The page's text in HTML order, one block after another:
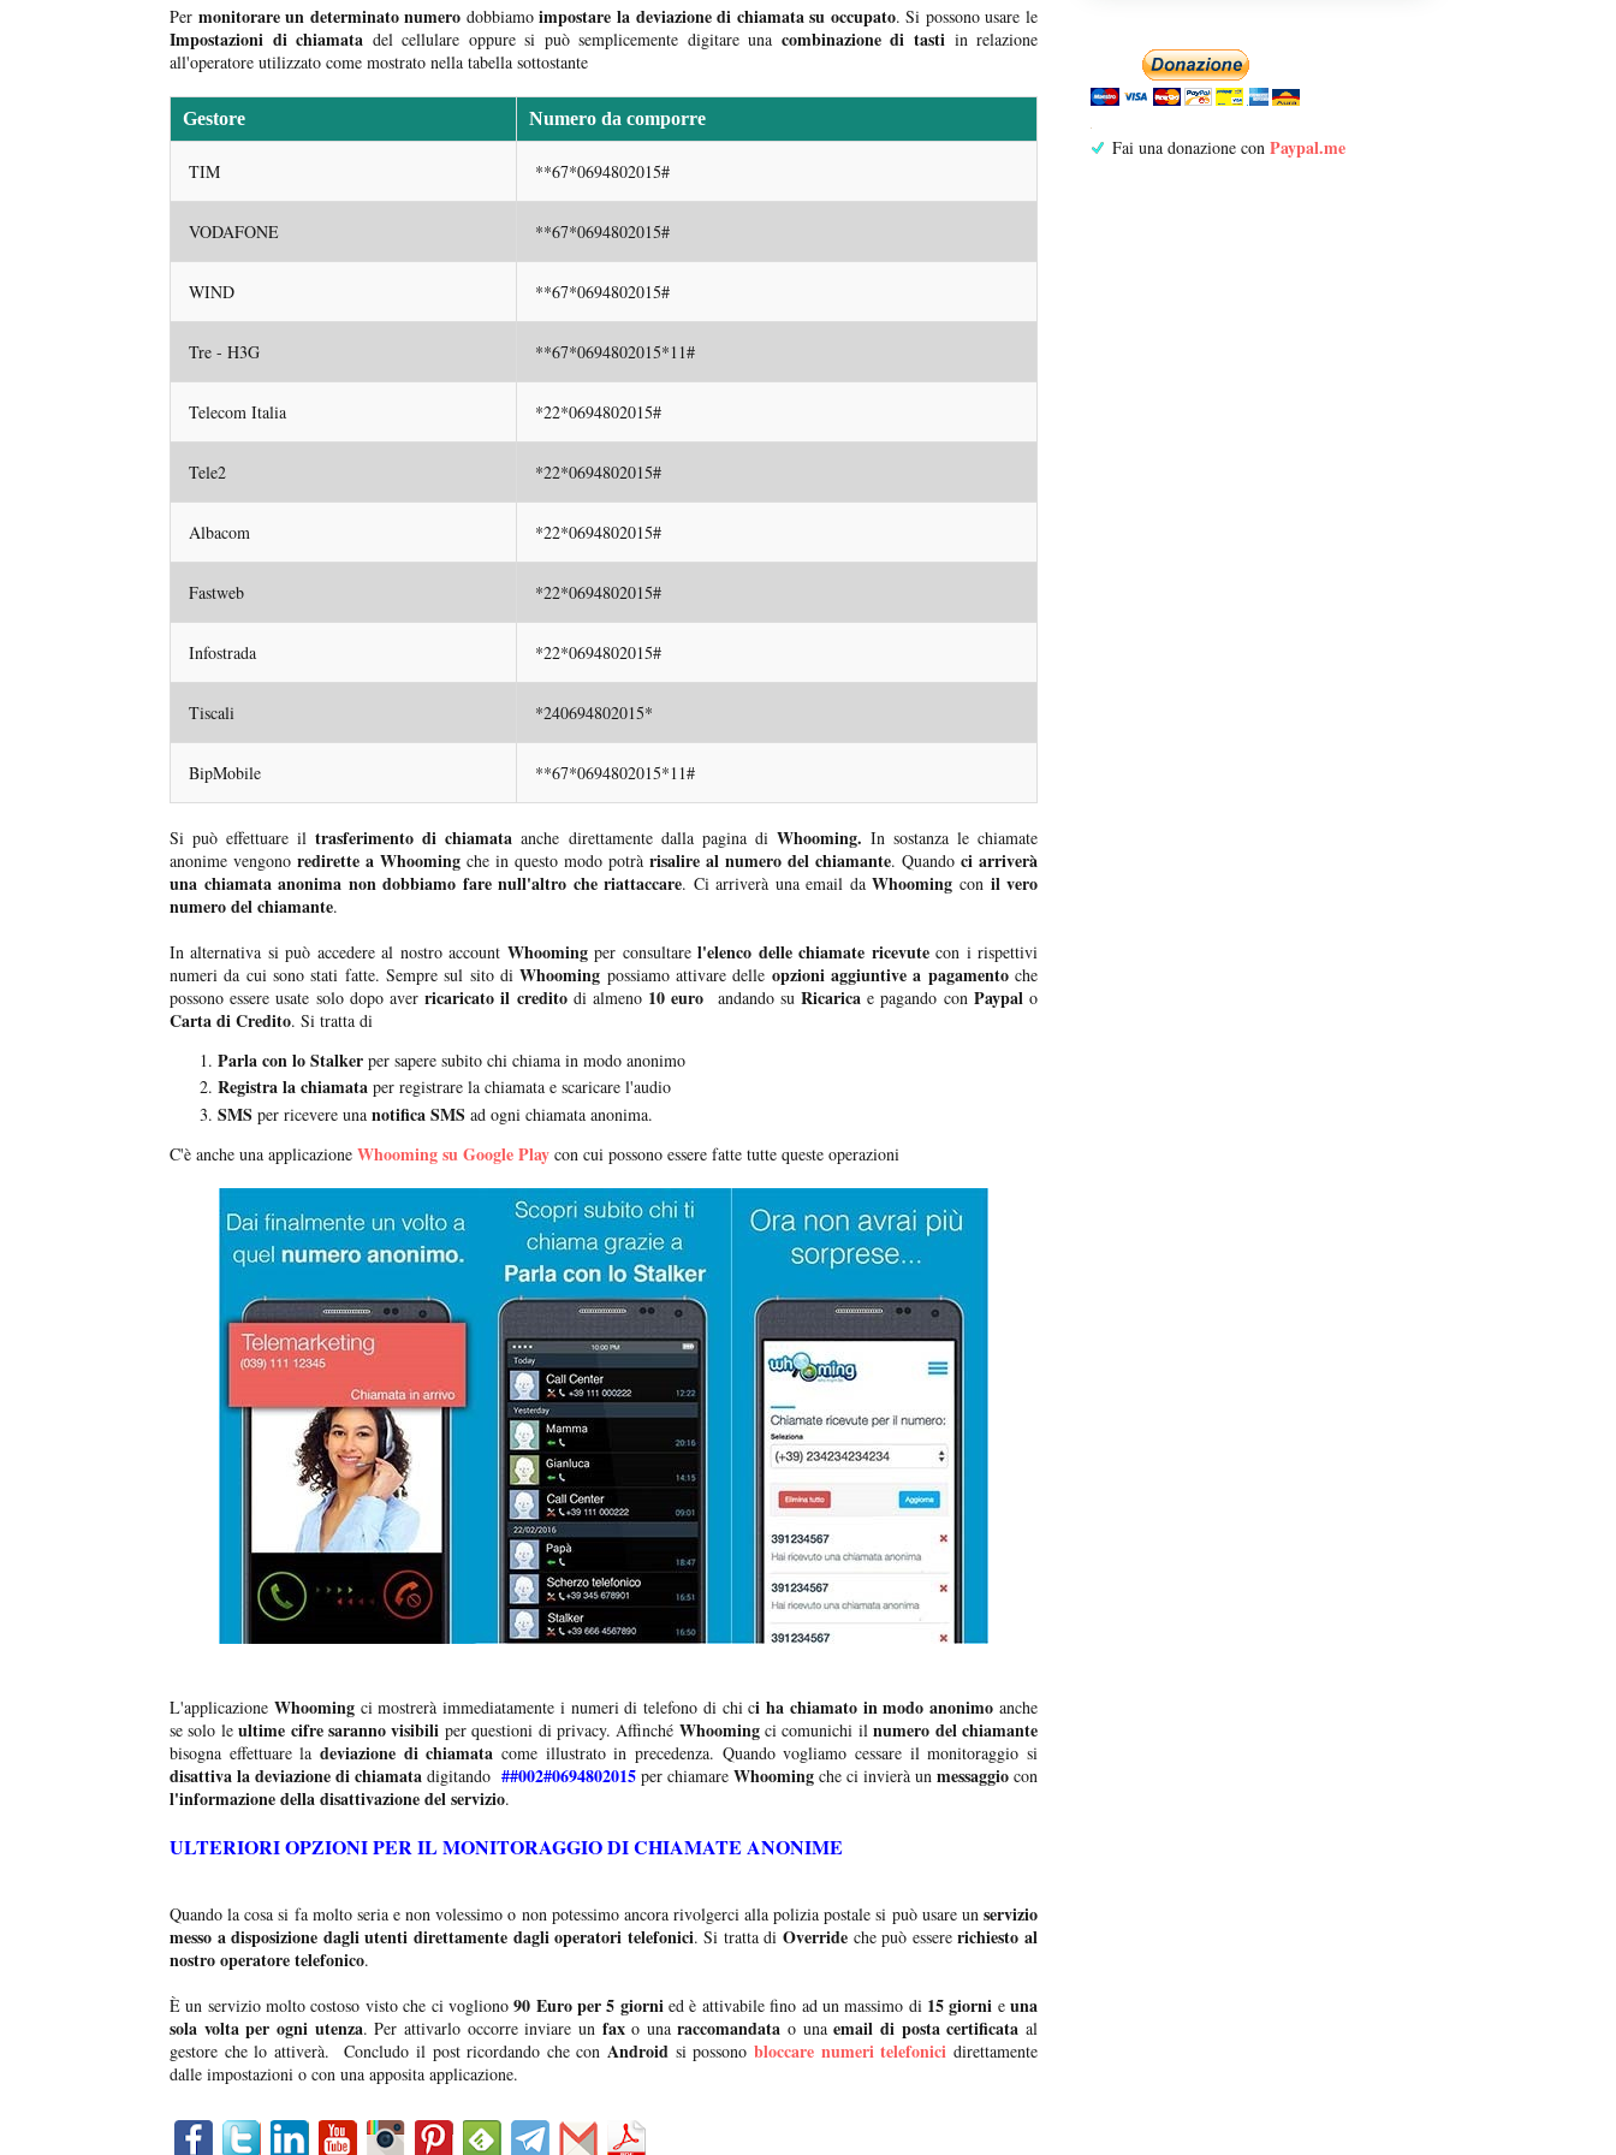
Per monitorare un determinato numero dobbiamoimpostare la deviazione di chiamata su occupato. Si possono usare le
Impostazioni di chiamata del cellulare oppure si può semplicemente digitare una combinazione di tastiin relazione
all'operatore utilizzato come mostrato nella tabella sottostante
Gestore Numero da comporre
TIM **67*0694802015#
VODAFONE **67*0694802015#
WIND **67*0694802015#
Tre - H3G **67*0694802015*11#
Telecom Italia *22*0694802015#
Tele2 *22*0694802015#
Albacom *22*0694802015#
Fastweb *22*0694802015#
Infostrada *22*0694802015#
Tiscali *240694802015*
BipMobile **67*0694802015*11#
Si può effettuare iltrasferimento di chiamata anche direttamente dalla pagina di Whooming. In sostanza le chiamate
anonime vengono redirette a Whooming che in questo modo potrà risalire al numero del chiamante. Quando ci arriverà
una chiamata anonima non dobbiamo fare null'altro che riattaccare. Ci arriverà una email daWhooming con il vero
numero del chiamante.
In alternativa si può accedere al nostro account Whoomingper consultarel'elenco delle chiamate ricevutecon i rispettivi
numeri da cui sono stati fatte. Sempre sul sito di Whooming possiamo attivare delle opzioni aggiuntive a pagamentoche
possono essere usate solo dopo averricaricato il creditodi almeno10 euro andando suRicarica e pagando con Paypalo
Carta di Credito. Si tratta di
Parla con lo Stalker per sapere subito chi chiama in modo anonimo
Registra la chiamata per registrare la chiamata e scaricare l'audio
SMS per ricevere una notifica SMS ad ogni chiamata anonima.
C'è anche una applicazione Whooming su Google Play con cui possono essere fatte tutte queste operazioni
L'applicazione Whoomingci mostrerà immediatamente i numeri di telefono di chi ci ha chiamato in modo anonimo anche
se solo leultime cifre saranno visibili per questioni di privacy. Affinché Whoomingci comunichi ilnumero del chiamante
bisogna effettuare la deviazione di chiamata come illustrato in precedenza. Quando vogliamo cessare il monitoraggio si
disattiva la deviazione di chiamata digitando ##002#0694802015 per chiamare Whooming che ci invierà un messaggio con
l'informazione della disattivazione del servizio.
ULTERIORI OPZIONI PER IL MONITORAGGIO DI CHIAMATE ANONIME
Quando la cosa si fa molto seria e non volessimo o non potessimo ancora rivolgerci alla polizia postale si può usare un servizio
messo a disposizione dagli utenti direttamente dagli operatori telefonici. Si tratta diOverride che può essererichiesto al
nostro operatore telefonico.
È un servizio molto costoso visto che ci vogliono90 Euro per 5 giornied è attivabile fino ad un massimo di 15 giorni euna
sola volta per ogni utenza. Per attivarlo occorre inviare un faxo unaraccomandata o unaemail di posta certificata al
gestore che lo attiverà. Concludo il post ricordando che conAndroid si possonobloccare numeri telefonici direttamente
dalle impostazioni o con una apposita applicazione.
Fai una donazione con Paypal.me